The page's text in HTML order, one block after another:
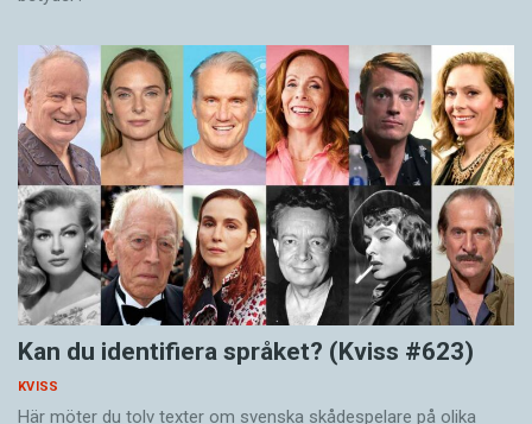
Kan du identifiera språket? (Kviss #623)
KVISS
Här möter du tolv texter om svenska skådespelare på olika